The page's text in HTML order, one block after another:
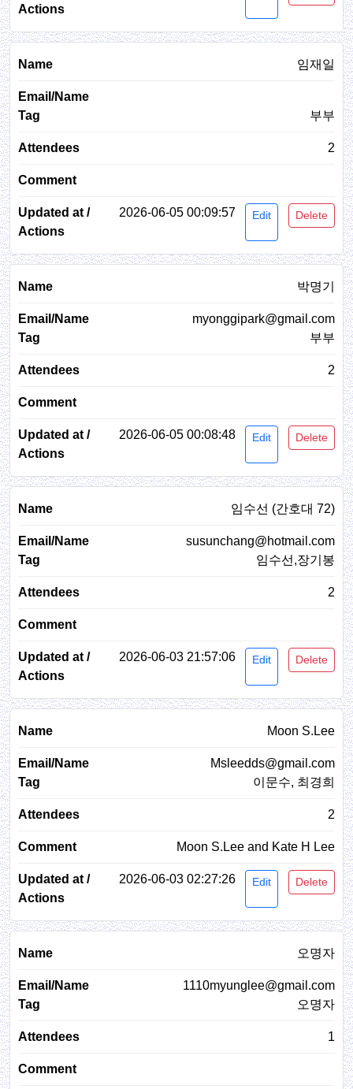
임재일
부부
2
2026-06-05 00:09:57 Edit Delete
박명기
myonggipark@gmail.com
부부
2
2026-06-05 00:08:48 Edit Delete
임수선 (간호대 72)
susunchang@hotmail.com
임수선,장기봉
2
2026-06-03 21:57:06 Edit Delete
Moon S.Lee
Msleedds@gmail.com
이문수, 최경희
2
Moon S.Lee and Kate H Lee
2026-06-03 02:27:26 Edit Delete
오명자
1110myunglee@gmail.com
오명자
1